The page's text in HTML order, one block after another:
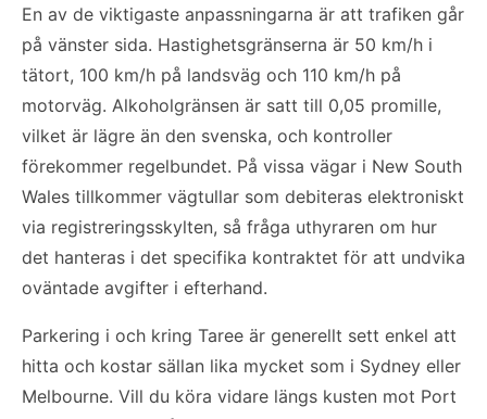
En av de viktigaste anpassningarna är att trafiken går
på vänster sida. Hastighetsgränserna är 50 km/h i
tätort, 100 km/h på landsväg och 110 km/h på
motorväg. Alkoholgränsen är satt till 0,05 promille,
vilket är lägre än den svenska, och kontroller
förekommer regelbundet. På vissa vägar i New South
Wales tillkommer vägtullar som debiteras elektroniskt
via registreringsskylten, så fråga uthyraren om hur
det hanteras i det specifika kontraktet för att undvika
oväntade avgifter i efterhand.
Parkering i och kring Taree är generellt sett enkel att
hitta och kostar sällan lika mycket som i Sydney eller
Melbourne. Vill du köra vidare längs kusten mot Port